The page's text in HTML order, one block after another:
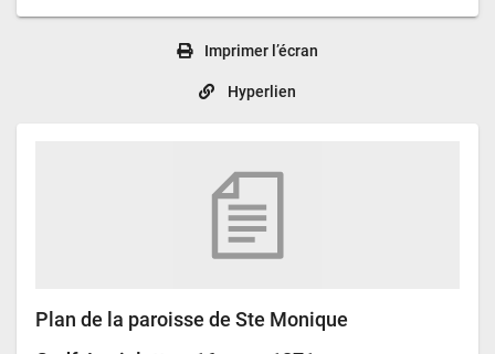
Imprimer l’écran
Hyperlien
Plan de la paroisse de Ste Monique